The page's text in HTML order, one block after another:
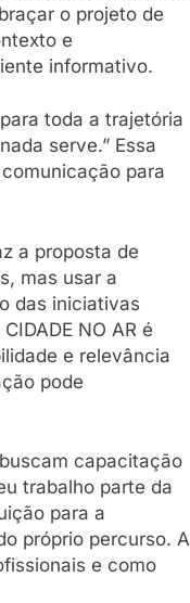
o projeto de
e
informativo.
toda a trajetória
serve.” Essa
para
a proposta de
mas usar a
das iniciativas
NO AR é
e relevância
pode
capacitação
trabalho parte da
para a
próprio percurso. A
e como